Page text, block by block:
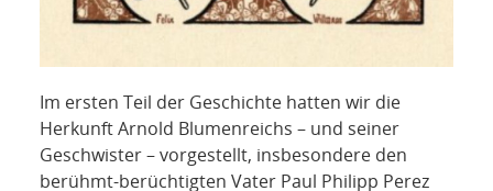
Im ersten Teil der Geschichte hatten wir die
Herkunft Arnold Blumenreichs – und seiner
Geschwister – vorgestellt, insbesondere den
berühmt-berüchtigten Vater Paul Philipp Perez